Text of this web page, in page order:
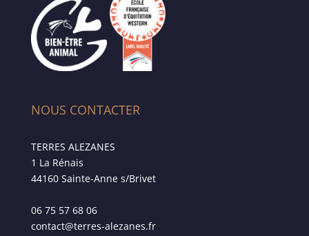
NOUS CONTACTER
TERRES ALEZANES
1 La Rénais
44160 Sainte-Anne s/Brivet
06 75 57 68 06
contact@terres-alezanes.fr